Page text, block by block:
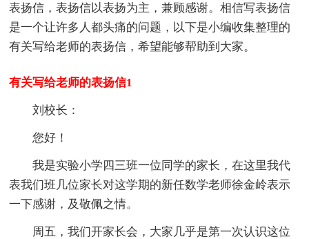
表扬信，表扬信以表扬为主，兼顾感谢。相信写表扬信
是一个让许多人都头痛的问题，以下是小编收集整理的
有关写给老师的表扬信，希望能够帮助到大家。
有关写给老师的表扬信1
刘校长：
您好！
我是实验小学四三班一位同学的家长，在这里我代
表我们班几位家长对这学期的新任数学老师徐金岭表示
一下感谢，及敬佩之情。
周五，我们开家长会，大家几乎是第一次认识这位